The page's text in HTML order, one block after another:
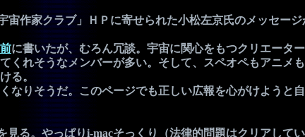
作家クラブ」ＨＰに寄せられた小松左京氏のメッセー
に書いたが、むろん冗談。宇宙に関心をもつクリエータ
くれそうなメンバーが多い。そして、スペオペもアニメ
る。
りそうだ。このページでも正しい広報を心がけようと自
る。やっぱりi-macそっくり（法律的問題はクリアして